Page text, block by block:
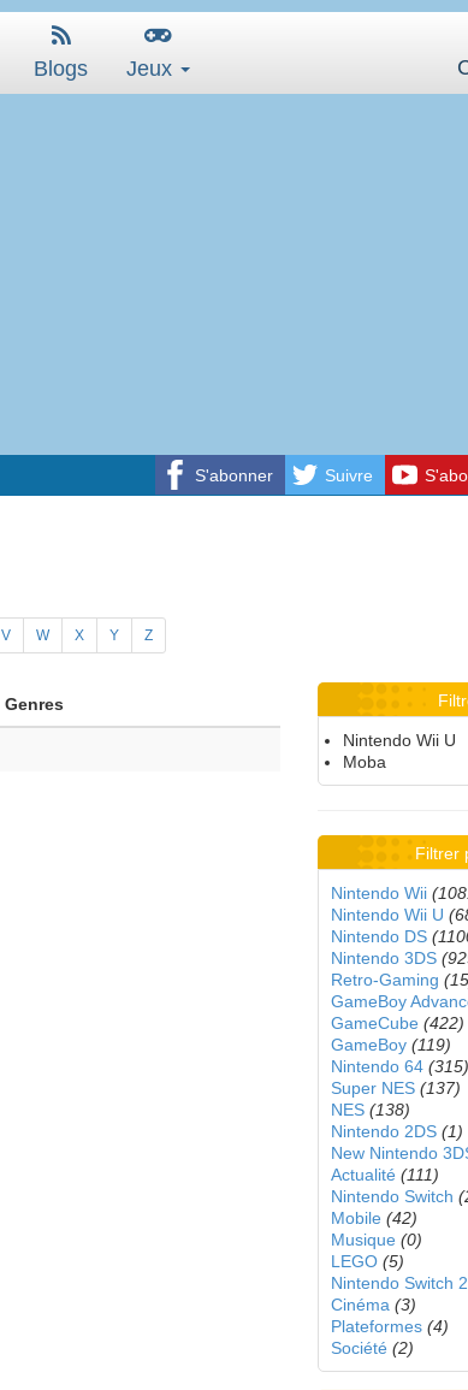
Blogs Jeux
S'abonner Suivre
V W X Y Z
Genres
Nintendo Wii U
Moba
Filtrer
Nintendo Wii
Nintendo Wii U
Nintendo DS
Nintendo 3DS
Retro-Gaming
GameBoy
GameCube (422)
GameBoy (119)
Nintendo 64 (315)
Super NES (137)
NES (138)
Nintendo 2DS (1)
New Nintendo
Actualité (111)
Nintendo Switch
Mobile (42)
Musique (0)
LEGO (5)
Nintendo Switch 2
Cinéma (3)
Plateformes (4)
Société (2)